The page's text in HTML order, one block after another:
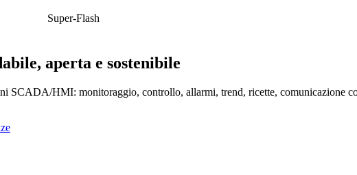
Super-Flash
aperta e sostenibile
SCADA/HMI: monitoraggio, controllo, allarmi, trend, ricette, comunicazione